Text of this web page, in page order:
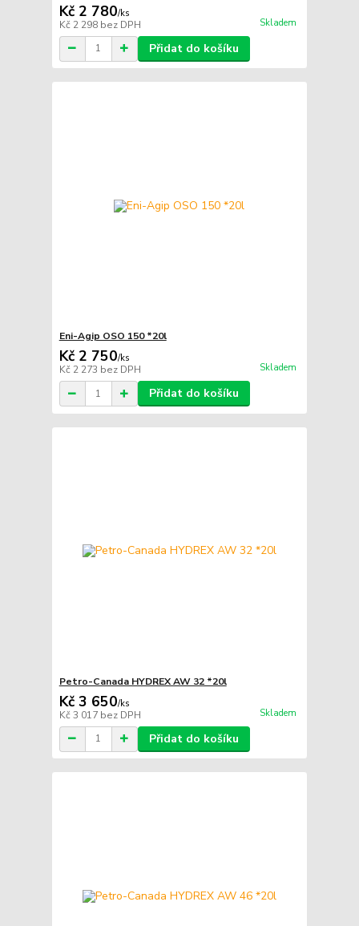
Kč 2 780/ks
Kč 2 298 bez DPH Skladem
Přidat do košíku
Eni-Agip OSO 150 *20l
Kč 2 750/ks
Kč 2 273 bez DPH Skladem
Přidat do košíku
Petro-Canada HYDREX AW 32 *20l
Kč 3 650/ks
Kč 3 017 bez DPH Skladem
Přidat do košíku